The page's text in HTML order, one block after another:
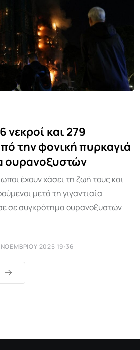
νεκροί και 279
την φονική πυρκαγιά
ουρανοξυστών
έχουν χάσει τη ζωή τους και
μετά τη γιγαντιαία
σε συγκρότημα ουρανοξυστών
2025 19:36